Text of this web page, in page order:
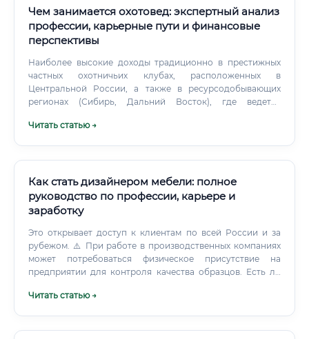
Чем занимается охотовед: экспертный анализ
профессии, карьерные пути и финансовые
перспективы
Наиболее высокие доходы традиционно в престижных
частных охотничьих клубах, расположенных в
Центральной России, а также в ресурсодобывающих
регионах (Сибирь, Дальний Восток), где ведется
Окупаемость обучения: Стоимость курсов (50-100 тыс.
Читать статью →
Как стать дизайнером мебели: полное
руководство по профессии, карьере и
заработку
Это открывает доступ к клиентам по всей России и за
рубежом. ⚠️ При работе в производственных компаниях
может потребоваться физическое присутствие на
предприятии для контроля качества образцов. Есть ли
итоговый расчёт инвестиционной привлекательности
Читать статью →